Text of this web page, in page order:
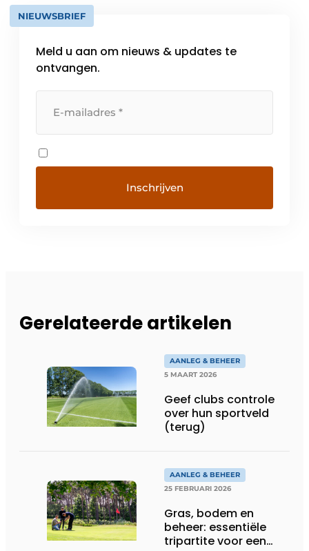
NIEUWSBRIEF
Meld u aan om nieuws & updates te
ontvangen.
Gerelateerde artikelen
AANLEG & BEHEER
5 MAART 2026
Geef clubs controle
over hun sportveld
(terug)
AANLEG & BEHEER
25 FEBRUARI 2026
Gras, bodem en
beheer: essentiële
tripartite voor een